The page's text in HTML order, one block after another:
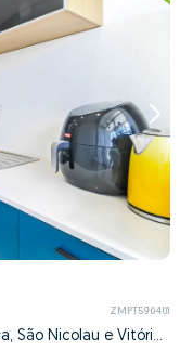
ZMPT590401
Cedofeita, Santo Ildefonso, Sé, Miragaia, São Nicolau e Vitória, Porto, Porto